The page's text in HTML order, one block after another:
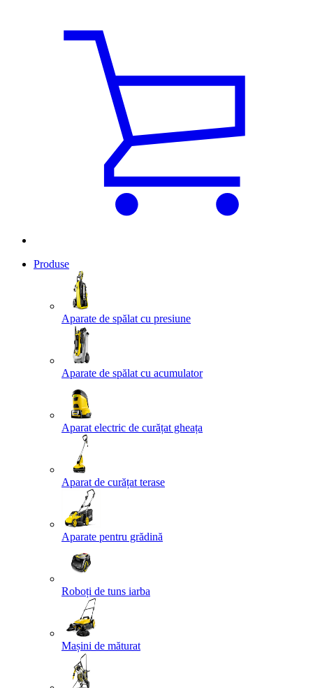
Produse
Aparate de spălat cu presiune
Aparate de spălat cu acumulator
Aparat electric de curățat gheața
Aparat de curățat terase
Aparate pentru grădină
Roboți de tuns iarba
Mașini de măturat